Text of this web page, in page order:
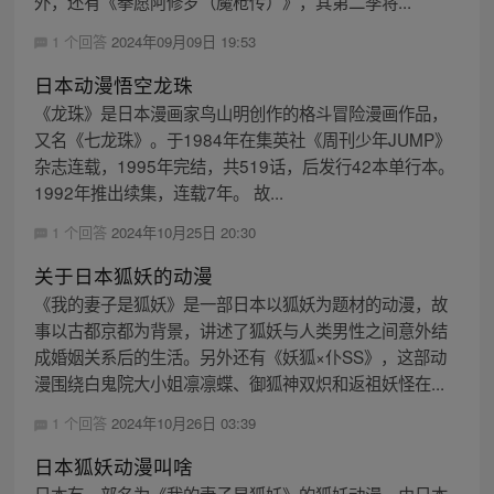
1 个回答 2024年09月09日 19:53
日本动漫悟空龙珠
《龙珠》是日本漫画家鸟山明创作的格斗冒险漫画作品，
又名《七龙珠》。于1984年在集英社《周刊少年JUMP》
杂志连载，1995年完结，共519话，后发行42本单行本。
1992年推出续集，连载7年。 故...
1 个回答 2024年10月25日 20:30
关于日本狐妖的动漫
《我的妻子是狐妖》是一部日本以狐妖为题材的动漫，故
事以古都京都为背景，讲述了狐妖与人类男性之间意外结
成婚姻关系后的生活。另外还有《妖狐×仆SS》，这部动
漫围绕白鬼院大小姐凛凛蝶、御狐神双炽和返祖妖怪在...
1 个回答 2024年10月26日 03:39
日本狐妖动漫叫啥